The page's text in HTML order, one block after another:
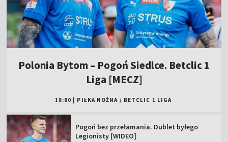
Polonia Bytom – Pogoń Siedlce. Betclic 1
Liga [MECZ]
18:00 PIŁKA NOŻNA / BETCLIC 1 LIGA
Pogoń bez przełamania. Dublet byłego
Legionisty [WIDEO]